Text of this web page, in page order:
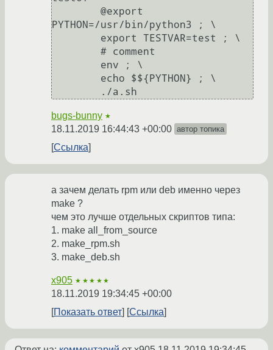
PYTHON=/usr/bin/python3 ; \
bugs-bunny ★
18.11.2019 16:44:43 +00:00 автор топика
Ссылка
а зачем делать rpm или deb именно через
make ?
чем это лучше отдельных скриптов типа:
1. make all_from_source
2. make_rpm.sh
3. make_deb.sh
x905 ★★★★★
18.11.2019 19:34:45 +00:00
Показать ответ
Ссылка